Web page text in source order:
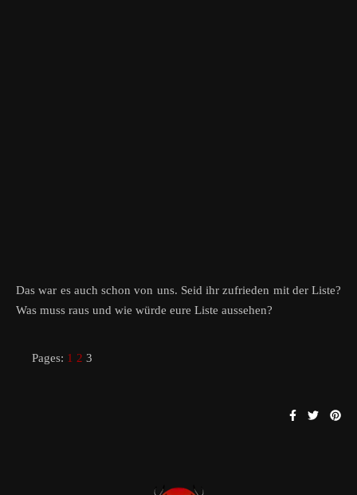
Das war es auch schon von uns. Seid ihr zufrieden mit der Liste?
Was muss raus und wie würde eure Liste aussehen?
Pages: 1 2 3